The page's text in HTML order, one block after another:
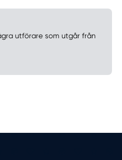
utförare som utgår från